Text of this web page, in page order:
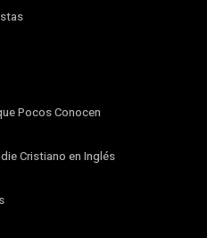
Pocos Conocen
Cristiano en Inglés